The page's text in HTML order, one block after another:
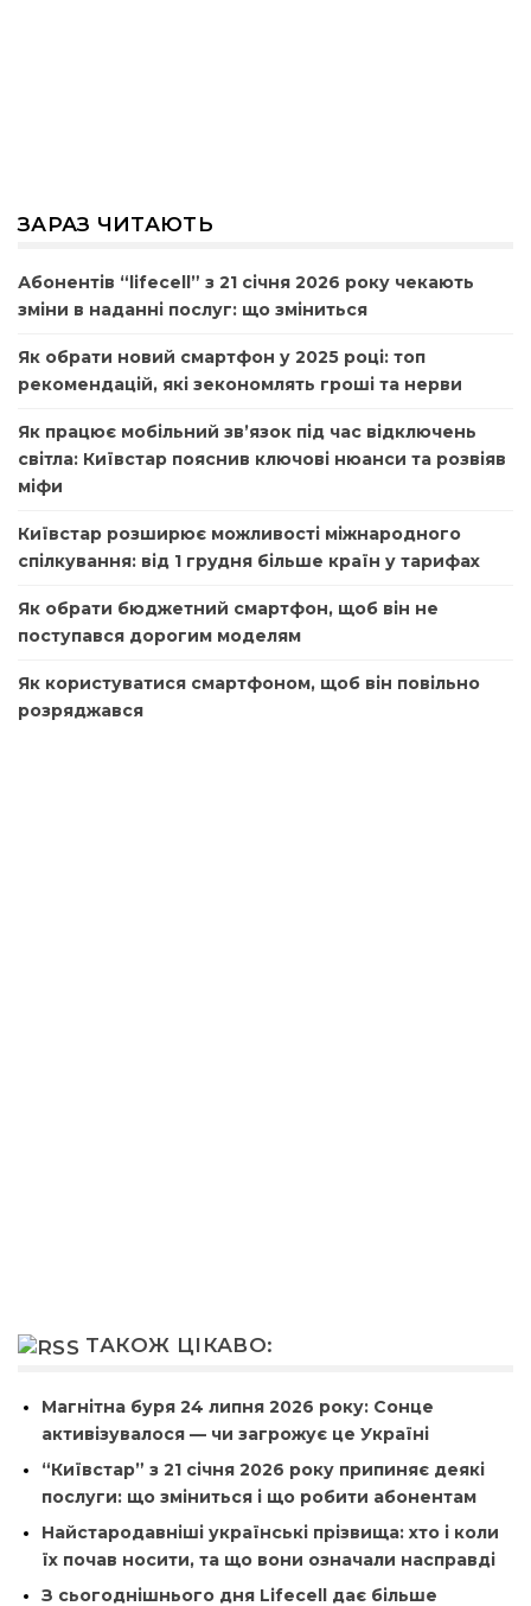
ЗАРАЗ ЧИТАЮТЬ
Абонентів “lifecell” з 21 січня 2026 року чекають
зміни в наданні послуг: що зміниться
Як обрати новий смартфон у 2025 році: топ
рекомендацій, які зекономлять гроші та нерви
Як працює мобільний зв’язок під час відключень
світла: Київстар пояснив ключові нюанси та розвіяв
міфи
Київстар розширює можливості міжнародного
спілкування: від 1 грудня більше країн у тарифах
Як обрати бюджетний смартфон, щоб він не
поступався дорогим моделям
Як користуватися смартфоном, щоб він повільно
розряджався
ТАКОЖ ЦІКАВО:
Магнітна буря 24 липня 2026 року: Сонце
активізувалося — чи загрожує це Україні
“Київстар” з 21 січня 2026 року припиняє деякі
послуги: що зміниться і що робити абонентам
Найстародавніші українські прізвища: хто і коли
їх почав носити, та що вони означали насправді
З сьогоднішнього дня Lifecell дає більше